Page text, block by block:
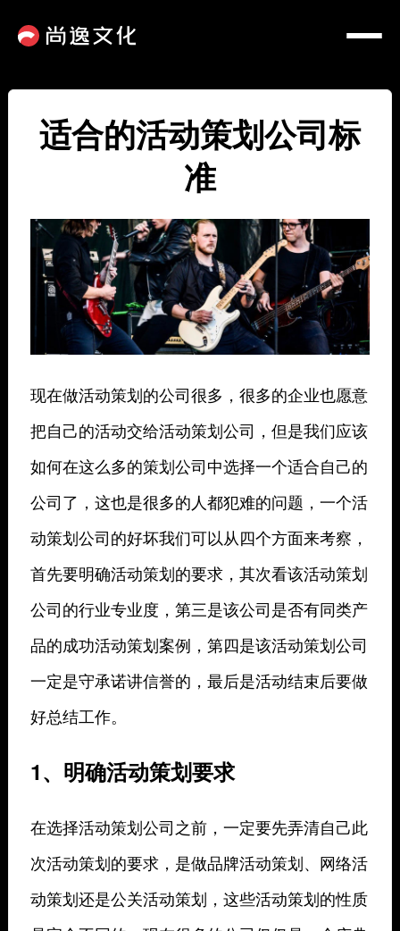
适合的活动策划公司标
准
现在做活动策划的公司很多，很多的企业也愿意
把自己的活动交给活动策划公司，但是我们应该
如何在这么多的策划公司中选择一个适合自己的
公司了，这也是很多的人都犯难的问题，一个活
动策划公司的好坏我们可以从四个方面来考察，
首先要明确活动策划的要求，其次看该活动策划
公司的行业专业度，第三是该公司是否有同类产
品的成功活动策划案例，第四是该活动策划公司
一定是守承诺讲信誉的，最后是活动结束后要做
好总结工作。
1、明确活动策划要求
在选择活动策划公司之前，一定要先弄清自己此
次活动策划的要求，是做品牌活动策划、网络活
动策划还是公关活动策划，这些活动策划的性质